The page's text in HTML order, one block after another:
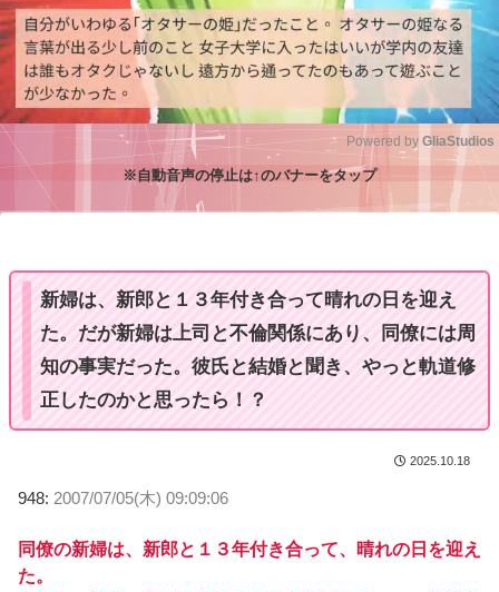
Powered by GliaStudios
※自動音声の停止は↑のバナーをタップ
新婦は、新郎と１３年付き合って晴れの日を迎え
た。だが新婦は上司と不倫関係にあり、同僚には周
知の事実だった。彼氏と結婚と聞き、やっと軌道修
正したのかと思ったら！？
2025.10.18
948: 2007/07/05(木) 09:09:06
同僚の新婦は、新郎と１３年付き合って、晴れの日を迎え
た。